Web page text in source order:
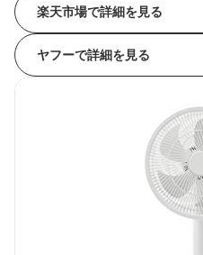
楽天市場で詳細を見る
ヤフーで詳細を見る